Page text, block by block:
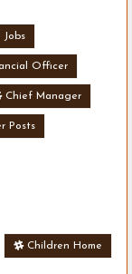
Officer
Chief Manager
Posts
Children Home